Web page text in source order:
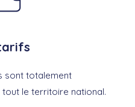
sont totalement
le territoire national.